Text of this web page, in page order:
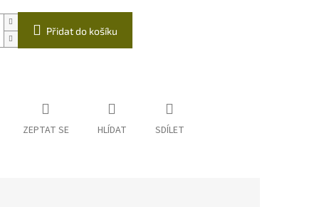
Přidat do košíku
ZEPTAT SE HLÍDAT SDÍLET